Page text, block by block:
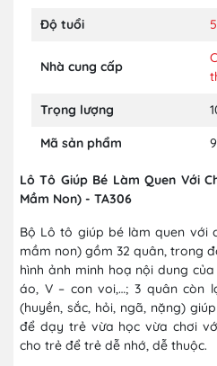
Độ tuổi
Nhà cung cấp
Trọng lượng
Mã sản phẩm
Lô Tô Giúp Bé Làm Quen Với
Mầm Non) - TA306
Bộ Lô tô giúp bé làm quen với
mầm non) gồm 32 quân, trong
hình ảnh minh hoạ nội dung
áo, V – con voi,…; 3 quân còn
(huyền, sắc, hỏi, ngã, nặng)
để dạy trẻ vừa học vừa chơi
cho trẻ để trẻ dễ nhớ, dễ thuộc.